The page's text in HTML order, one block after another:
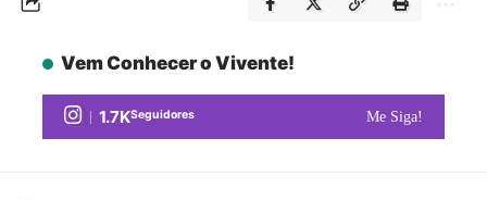
Vem Conhecer o Vivente!
1.7KSeguidores Me Siga!